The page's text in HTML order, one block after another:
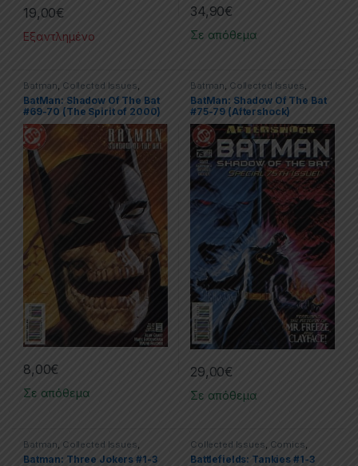
19,00€
Εξαντλημένο
34,90€
Σε απόθεμα
Batman, Collected Issues,
Comics DC Limited Series
BatMan: Shadow Of The Bat
#69-70 (The Spirit of 2000)
8,00€
Σε απόθεμα
Batman, Collected Issues,
Comics DC Limited Series
BatMan: Shadow Of The Bat
#75-79 (Aftershock)
29,00€
Σε απόθεμα
Batman, Collected Issues,
Comics DC The Joker
Batman: Three Jokers #1-3
Collected Issues, Comics,
Dynamite , Limited Series
Battlefields: Tankies #1-3